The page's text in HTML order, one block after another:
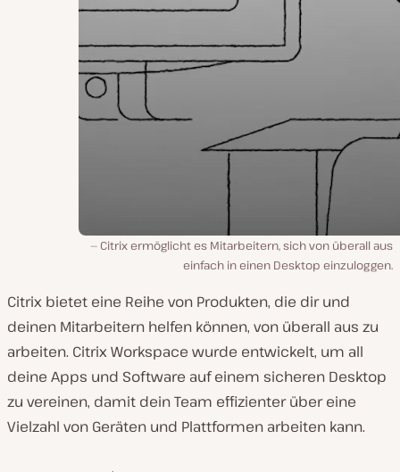
Citrix ermöglicht es Mitarbeitern, sich von überall aus
einfach in einen Desktop einzuloggen.
Citrix bietet eine Reihe von Produkten, die dir und
deinen Mitarbeitern helfen können, von überall aus zu
arbeiten. Citrix Workspace wurde entwickelt, um all
deine Apps und Software auf einem sicheren Desktop
zu vereinen, damit dein Team effizienter über eine
Vielzahl von Geräten und Plattformen arbeiten kann.